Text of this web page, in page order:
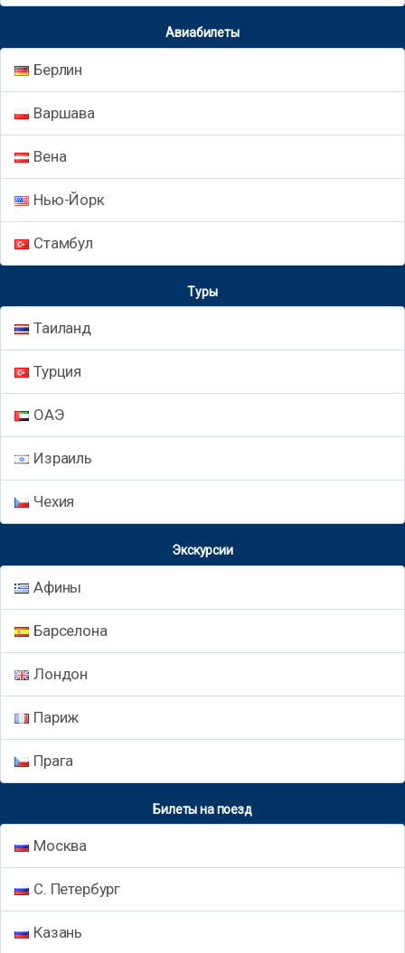
Авиабилеты
Берлин
Варшава
Вена
Нью-Йорк
Стамбул
Туры
Таиланд
Турция
ОАЭ
Израиль
Чехия
Экскурсии
Афины
Барселона
Лондон
Париж
Прага
Билеты на поезд
Москва
С. Петербург
Казань